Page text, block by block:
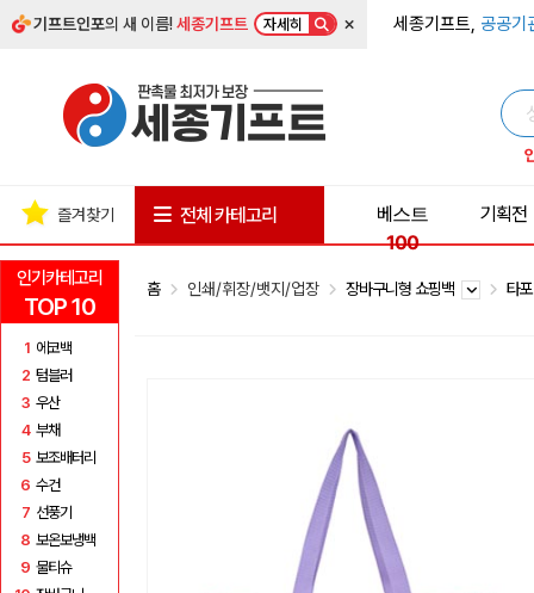
기프트인포의 새 이름!세종기프트 자세히 × 세종기프트, 공공기
인기카테고리
TOP 10
1 에코백
2 텀블러
3 우산
4 부채
5 보조배터리
6 수건
7 선풍기
8 보온보냉백
9 물티슈
즐겨찾기 전체 카테고리
베스트
100
기획전
홈 인쇄/휘장/뱃지/업장 장바구니형 쇼핑백 타